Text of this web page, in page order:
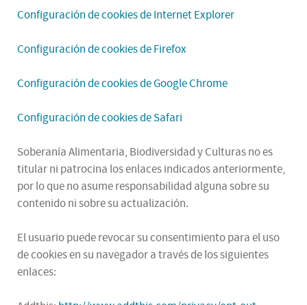
Configuración de cookies de Internet Explorer
Configuración de cookies de Firefox
Configuración de cookies de Google Chrome
Configuración de cookies de Safari
Soberanía Alimentaria, Biodiversidad y Culturas no es
titular ni patrocina los enlaces indicados anteriormente,
por lo que no asume responsabilidad alguna sobre su
contenido ni sobre su actualización.
El usuario puede revocar su consentimiento para el uso
de cookies en su navegador a través de los siguientes
enlaces: